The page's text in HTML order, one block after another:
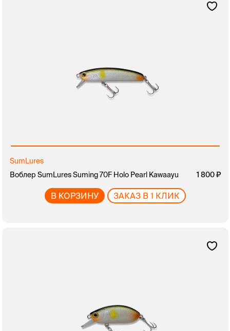
SumLures
Воблер SumLures Suming 70F Holo Pearl Kawaayu
1 800
В КОРЗИНУ ЗАКАЗ В 1 КЛИК